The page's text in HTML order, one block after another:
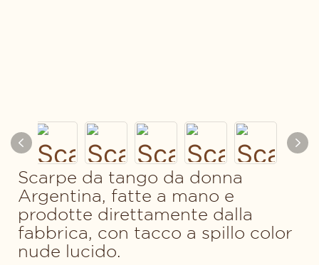
Scarpe da tango da donna
Argentina, fatte a mano e
prodotte direttamente dalla
fabbrica, con tacco a spillo color
nude lucido.